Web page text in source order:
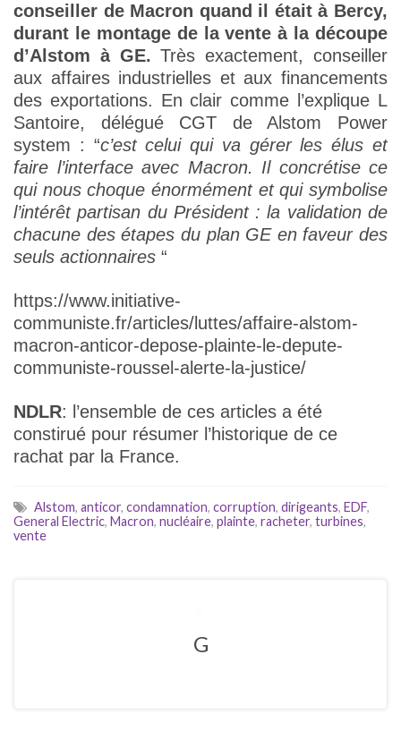
conseiller de Macron quand il était à Bercy,
durant le montage de la vente à la découpe
d’Alstom à GE. Très exactement, conseiller
aux affaires industrielles et aux financements
des exportations. En clair comme l’explique L
Santoire, délégué CGT de Alstom Power
system : “c’est celui qui va gérer les élus et
faire l’interface avec Macron. Il concrétise ce
qui nous choque énormément et qui symbolise
l’intérêt partisan du Président : la validation de
chacune des étapes du plan GE en faveur des
seuls actionnaires “
https://www.initiative-
communiste.fr/articles/luttes/affaire-alstom-
macron-anticor-depose-plainte-le-depute-
communiste-roussel-alerte-la-justice/
NDLR: l’ensemble de ces articles a été
constirué pour résumer l’historique de ce
rachat par la France.
Alstom, anticor, condamnation, corruption, dirigeants, EDF,
General Electric, Macron, nucléaire, plainte, racheter, turbines,
vente
G